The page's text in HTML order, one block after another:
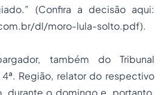
(Confira a decisão aqui:
dl/moro-lula-solto.pdf).
também do Tribunal
Região, relator do respectivo